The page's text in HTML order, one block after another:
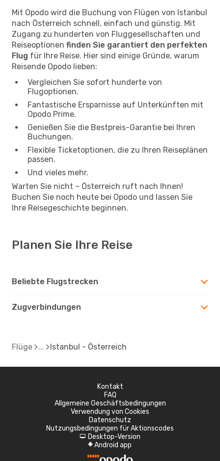
Mit Opodo wird die Buchung von Flügen von Istanbul
nach Österreich schnell, einfach und günstig. Mit
Zugang zu hunderten von Fluggesellschaften und
Reiseoptionen finden Sie garantiert den perfekten
Flug für Ihre Reise. Hier sind einige Gründe, warum
Reisende Opodo lieben:
Vergleichen Sie sofort hunderte von
Flugoptionen.
Fantastische Ersparnisse auf Unterkünften mit
Opodo Prime.
Genießen Sie die Bestpreis-Garantie bei Ihren
Buchungen.
Flexible Ticketoptionen, die zu Ihren Reiseplänen
passen.
Und vieles mehr.
Warten Sie nicht – Österreich ruft nach Ihnen!
Buchen Sie noch heute bei Opodo und lassen Sie
Ihre Reisegeschichte beginnen.
Planen Sie Ihre Reise
Beliebte Flugstrecken
Zugverbindungen
Flüge Istanbul - Österreich
Kontakt
FAQ
Allgemeine Geschäftsbedingungen
Verwendung von Cookies
Datenschutz
Nutzungsbedingungen für Aktionscodes
d Desktop-Version
A Android app